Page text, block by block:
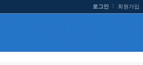
로그인 회원가입